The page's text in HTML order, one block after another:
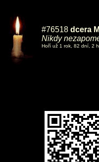
#76518 dcera
Nikdy
Hoří už 1 rok, 82 dní, 2